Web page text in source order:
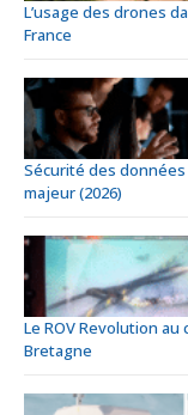
L’usage des drones
France
Sécurité des données
majeur (2026)
Le ROV Revolution
Bretagne